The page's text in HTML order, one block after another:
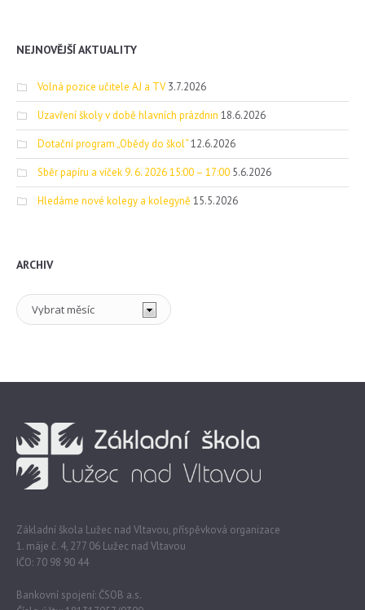
NEJNOVĚJŠÍ AKTUALITY
Volná pozice učitele AJ a TV 3.7.2026
Uzavření školy v době hlavních prázdnin 18.6.2026
Dotační program „Obědy do škol“12.6.2026
Sběr papíru a víček 9. 6. 2026 15:00 – 17:00 5.6.2026
Hledáme nové kolegy a kolegyně 15.5.2026
ARCHIV
Archiv
Základní škola Lužec nad Vltavou, příspěvková organizace
1. máje č. 4, 277 06 Lužec nad Vltavou
IČO: 70 98 90 44
Bankovní spojení: ČSOB a.s.